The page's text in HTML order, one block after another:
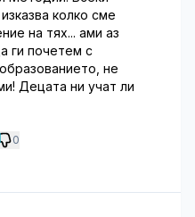
колко сме
на тях... ами аз
ги почетем с
не
Децата ни учат ли
0